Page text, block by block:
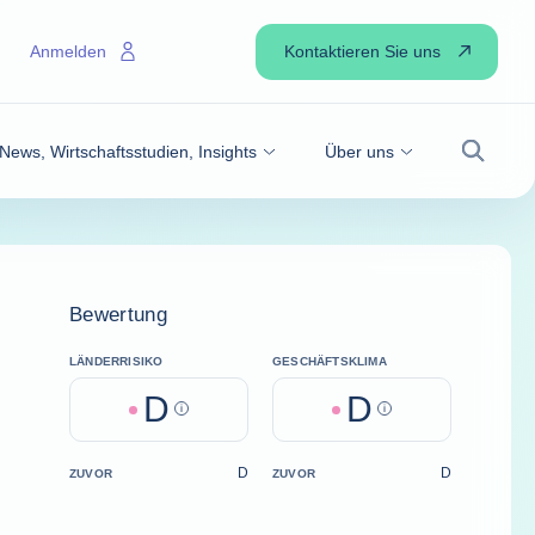
News, Wirtschaftsstudien, Insights Über uns
Suche
Anmelden Kontaktieren Sie uns
Bewertung
LÄNDERRISIKO
D Help
GESCHÄFTSKLIMA
D Help
ZUVOR D ZUVOR D